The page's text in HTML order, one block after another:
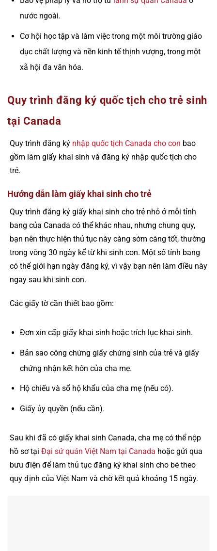
nước ngoài.
Cơ hội học tập và làm việc trong một môi trường giáo
dục chất lượng và nền kinh tế thịnh vượng, trong một
xã hội đa văn hóa.
Quy trình đăng ký quốc tịch cho trẻ sinh
tại Canada
Quy trình đăng ký nhập quốc tịch Canada cho con bao
gồm làm giấy khai sinh và đăng ký nhập quốc tịch cho
trẻ.
Hướng dẫn làm giấy khai sinh cho trẻ
Quy trình đăng ký giấy khai sinh cho trẻ nhỏ ở mỗi tỉnh
bang của Canada có thể khác nhau, nhưng chung quy,
bạn nên thực hiện thủ tục này càng sớm càng tốt, thường
trong vòng 30 ngày kể từ khi sinh con. Một số tỉnh bang
có thể giới hạn ngày đăng ký, vì vậy bạn nên làm điều này
ngay sau khi sinh con.
Các giấy tờ cần thiết bao gồm:
Đơn xin cấp giấy khai sinh hoặc trích lục khai sinh.
Bản sao công chứng giấy chứng sinh của trẻ và giấy
chứng nhận kết hôn của cha mẹ.
Hộ chiếu và sổ hộ khẩu của cha mẹ (nếu có).
Giấy ủy quyền (nếu cần).
Sau khi đã có giấy khai sinh Canada, cha mẹ có thể nộp
hồ sơ tại Đại sứ quán Việt Nam tại Canada hoặc gửi qua
bưu điện để làm thủ tục đăng ký khai sinh cho bé theo
quy định của Việt Nam và chờ kết quả khoảng 15 ngày.